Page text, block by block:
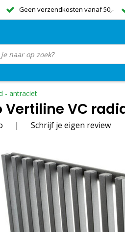
Geen verzendkosten vanaf 50,-
- antraciet
Vertiline VC
| Schrijf je eigen review